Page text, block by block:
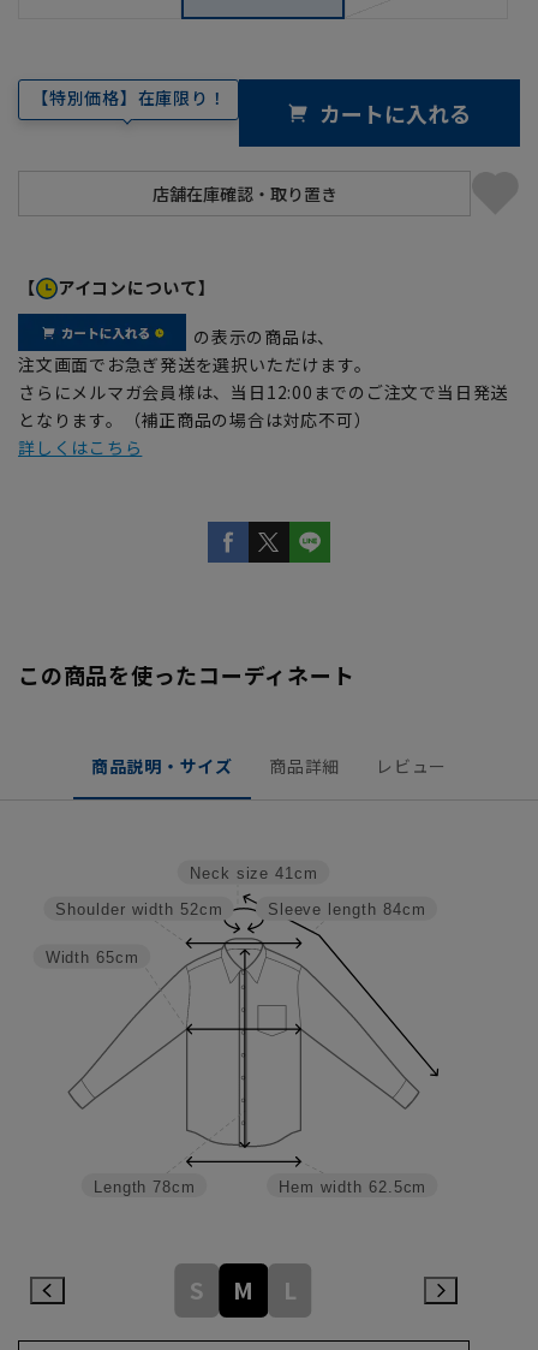
【特別価格】在庫限り！ カートに入れる
【 アイコンについて】
の表示の商品は、
注文画面でお急ぎ発送を選択いただけます。
さらにメルマガ会員様は、当日12:00までのご注文で当日発送
となります。（補正商品の場合は対応不可）
詳しくはこちら
この商品を使ったコーディネート
商品説明・サイズ 商品詳細 レビュー
Hem width 62.5cm
Sleeve length 84cm
Neck size 41cm
Length 78cm
Width 65cm
Shoulder width 52cm
S M L